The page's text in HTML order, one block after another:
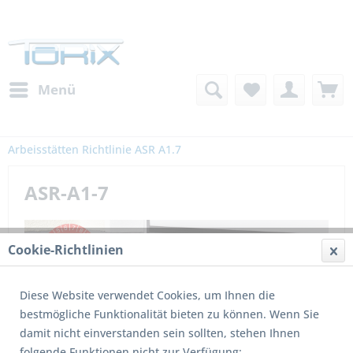
Menü
Arbeisstätten Richtlinie ASR A1.7
ASR-A1-7
Arbeisstätten ASR A1.7
Cookie-Richtlinien
Diese Website verwendet Cookies, um Ihnen die
bestmögliche Funktionalität bieten zu können. Wenn Sie
damit nicht einverstanden sein sollten, stehen Ihnen